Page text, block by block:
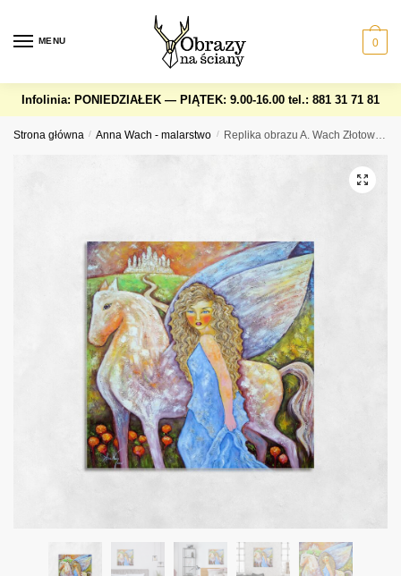
navigation
content
MENU 0
Infolinia: PONIEDZIAŁEK — PIĄTEK: 9.00-16.00 tel.: 881 31 71 81
Strona główna / Anna Wach - malarstwo / Replika obrazu A. Wach Złotowłosa i Pegaz